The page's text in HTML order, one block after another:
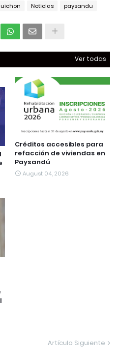
Noticias paysandu
Ver todas
Créditos accesibles para
refacción de viviendas en
Paysandú
August 04, 2026
Artículo Siguiente